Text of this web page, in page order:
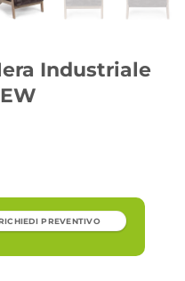
Industriale
PREVENTIVO